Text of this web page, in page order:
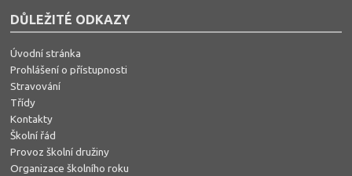
DŮLEŽITÉ ODKAZY
Úvodní stránka
Prohlášení o přístupnosti
Stravování
Třídy
Kontakty
Školní řád
Provoz školní družiny
Organizace školního roku